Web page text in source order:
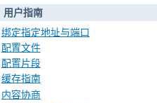
用户指南
绑定指定地址与端口
配置文件
配置片段
缓存指南
内容协商